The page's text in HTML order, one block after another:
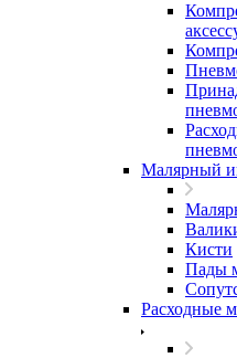
Малярный
Кисти
Пады
Расходные